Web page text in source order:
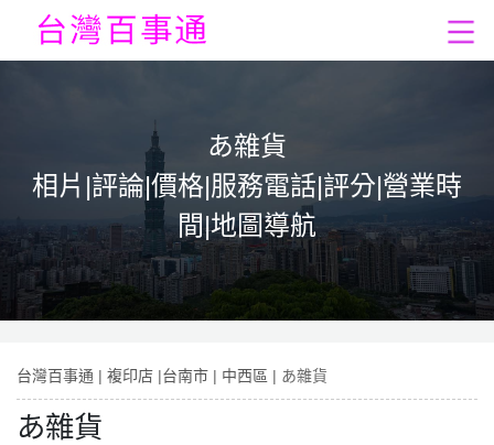
あ雜貨
相片|評論|價格|服務電話|評分|營業時
間|地圖導航
台灣百事通 | 複印店 |台南市 | 中西區 | あ雜貨
あ雜貨